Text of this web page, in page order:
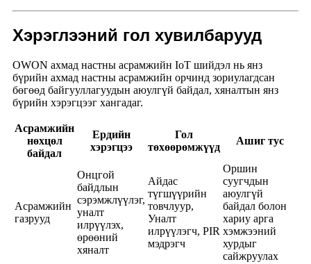
Хэрэглээний гол хувилбарууд
OWON ахмад настны асрамжийн IoT шийдэл нь янз
бүрийн ахмад настны асрамжийн орчинд зориулагдсан
бөгөөд байгууллагуудын аюулгүй байдал, хяналтын янз
бүрийн хэрэгцээг хангадаг.
Асрамжийн
нөхцөл
байдал
Ердийн
хэрэгцээ
Гол
төхөөрөмжүүд
Ашиг тус
Асрамжийн
газрууд
Онцгой
байдлын
сэрэмжлүүлэг,
уналт
илрүүлэх,
өрөөний
хяналт
Айдас
түгшүүрийн
товчлуур,
Уналт
илрүүлэгч, PIR
мэдрэгч
Оршин
суугчдын
аюулгүй
байдал болон
хариу арга
хэмжээний
хурдыг
сайжруулах